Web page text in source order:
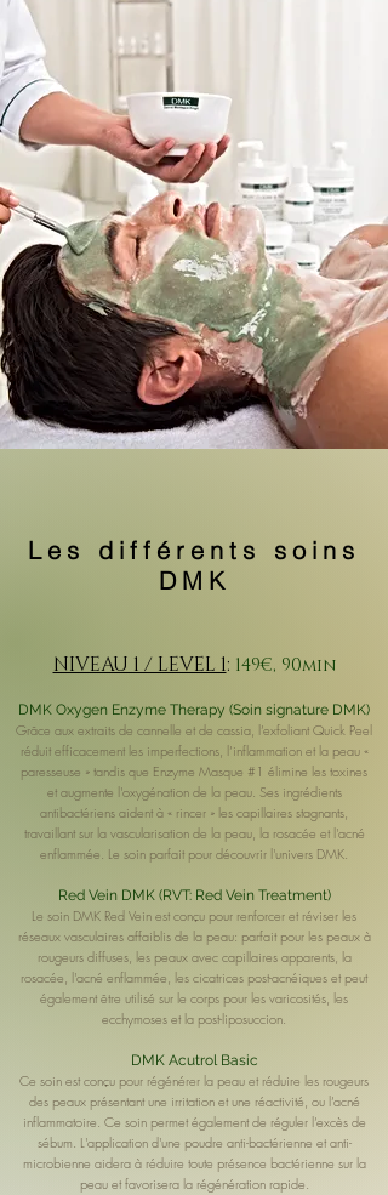
Les différents soins
DMK
NIVEAU 1 / LEVEL 1: 149€, 90min
DMK Oxygen Enzyme Therapy (Soin signature DMK)
Grâce aux extraits de cannelle et de cassia, l’exfoliant Quick Peel
réduit efficacement les imperfections, l’inflammation et la peau «
paresseuse » tandis que Enzyme Masque #1 élimine les toxines
et augmente l'oxygénation de la peau. Ses ingrédients
antibactériens aident à « rincer » les capillaires stagnants,
travaillant sur la vascularisation de la peau, la rosacée et l'acné
enflammée. Le soin parfait pour découvrir l'univers DMK.
Red Vein DMK (RVT: Red Vein Treatment)
Le soin DMK Red Vein est conçu pour renforcer et réviser les
réseaux vasculaires affaiblis de la peau: parfait pour les peaux à
rougeurs diffuses, les peaux avec capillaires apparents, la
rosacée, l'acné enflammée, les cicatrices post-acnéiques et peut
également être utilisé sur le corps pour les varicosités, les
ecchymoses et la post-liposuccion.
DMK Acutrol Basic
Ce soin est conçu pour régénérer la peau et réduire les rougeurs
des peaux présentant une irritation et une réactivité, ou l’acné
inflammatoire. Ce soin permet également de réguler l’excès de
sébum. L'application d'une poudre anti-bactérienne et anti-
microbienne aidera à réduire toute présence bactérienne sur la
peau et favorisera la régénération rapide.